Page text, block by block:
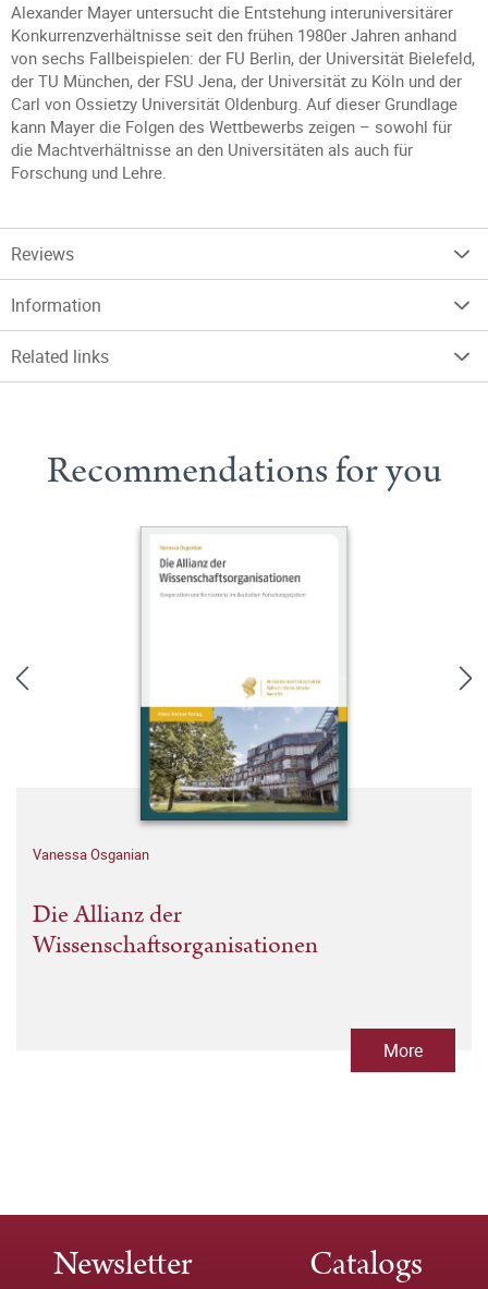
Alexander Mayer untersucht die Entstehung interuniversitärer
Konkurrenzverhältnisse seit den frühen 1980er Jahren anhand
von sechs Fallbeispielen: der FU Berlin, der Universität Bielefeld,
der TU München, der FSU Jena, der Universität zu Köln und der
Carl von Ossietzy Universität Oldenburg. Auf dieser Grundlage
kann Mayer die Folgen des Wettbewerbs zeigen – sowohl für
die Machtverhältnisse an den Universitäten als auch für
Forschung und Lehre.
Reviews
Information
Related links
Recommendations for you
Vanessa Osganian
Die Allianz der
Wissenschaftsorganisationen
More
Newsletter Catalogs